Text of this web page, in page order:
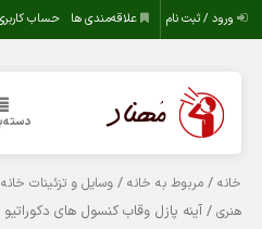
ورود / ثبت نام علاقه‌مندی ها حساب
خانه /مربوط به خانه /وسایل و تزئینات خانه
هنری / آینه پازل وقاب کنسول های دکوراتیو